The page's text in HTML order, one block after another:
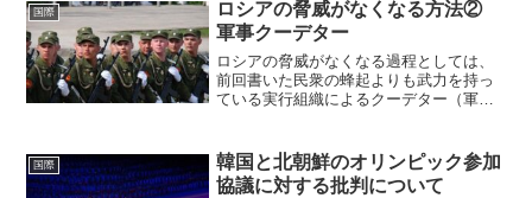
国際
ロシアの脅威がなくなる方法②
軍事クーデター
ロシアの脅威がなくなる過程としては、
前回書いた民衆の蜂起よりも武力を持っ
ている実行組織によるクーデター（軍事
政権によってデモの活動が徹底的に潰さ
れていますし、プロパガン...
国際
韓国と北朝鮮のオリンピック参加
協議に対する批判について